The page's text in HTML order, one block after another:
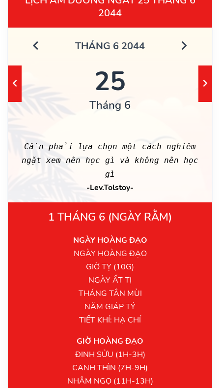
2044
THÁNG 6 2044
25
Tháng 6
Cần phải lựa chọn một cách nghiêm
ngặt xem nên học gì và không nên học
gì
-Lev.Tolstoy-
1 THÁNG 6 (NGÀY RẰM)
NGÀY HOÀNG ĐẠO
NGÀY HOÀNG ĐẠO
GIỜ TỴ (10G)
NGÀY ẤT TỊ
THÁNG TÂN MÙI
NĂM GIÁP TÝ
TIẾT KHÍ: HẠ CHÍ
GIỜ HOÀNG ĐẠO
ĐINH SỬU (1H-3H)
CANH THÌN (7H-9H)
NHÂM NGỌ (11H-13H)